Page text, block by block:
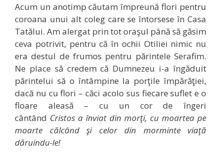
Acum un anotimp căutam împreună flori pentru
coroana unui alt coleg care se întorsese în Casa
Tatălui. Am alergat prin tot oraşul până să găsim
ceva potrivit, pentru că în ochii Otiliei nimic nu
era destul de frumos pentru părintele Serafim.
Ne place să credem că Dumnezeu i-a îngăduit
părintelui să o întâmpine la porţile împărăţiei,
dacă nu cu flori – căci acolo sus fiecare suflet e o
floare aleasă – cu un cor de îngeri
cântând Cristos a înviat din morţi, cu moartea pe
moarte călcând şi celor din morminte viaţă
dăruindu-le!